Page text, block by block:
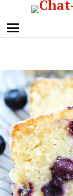
Menu
Subterms
Latest
stories